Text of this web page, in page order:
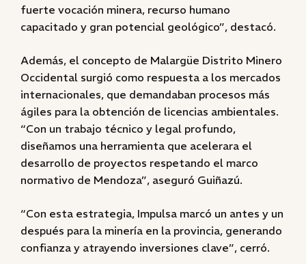
fuerte vocación minera, recurso humano
capacitado y gran potencial geológico”, destacó.
Además, el concepto de Malargüe Distrito Minero
Occidental surgió como respuesta a los mercados
internacionales, que demandaban procesos más
ágiles para la obtención de licencias ambientales.
“Con un trabajo técnico y legal profundo,
diseñamos una herramienta que acelerara el
desarrollo de proyectos respetando el marco
normativo de Mendoza”, aseguró Guiñazú.
“Con esta estrategia, Impulsa marcó un antes y un
después para la minería en la provincia, generando
confianza y atrayendo inversiones clave”, cerró.